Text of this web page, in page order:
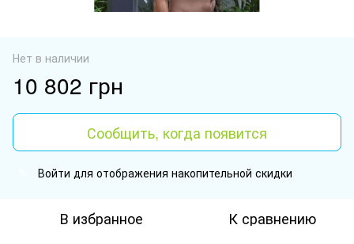
Нет в наличии
10 802 грн
Сообщить, когда появится
Войти для отображения накопительной скидки
В избранное К сравнению